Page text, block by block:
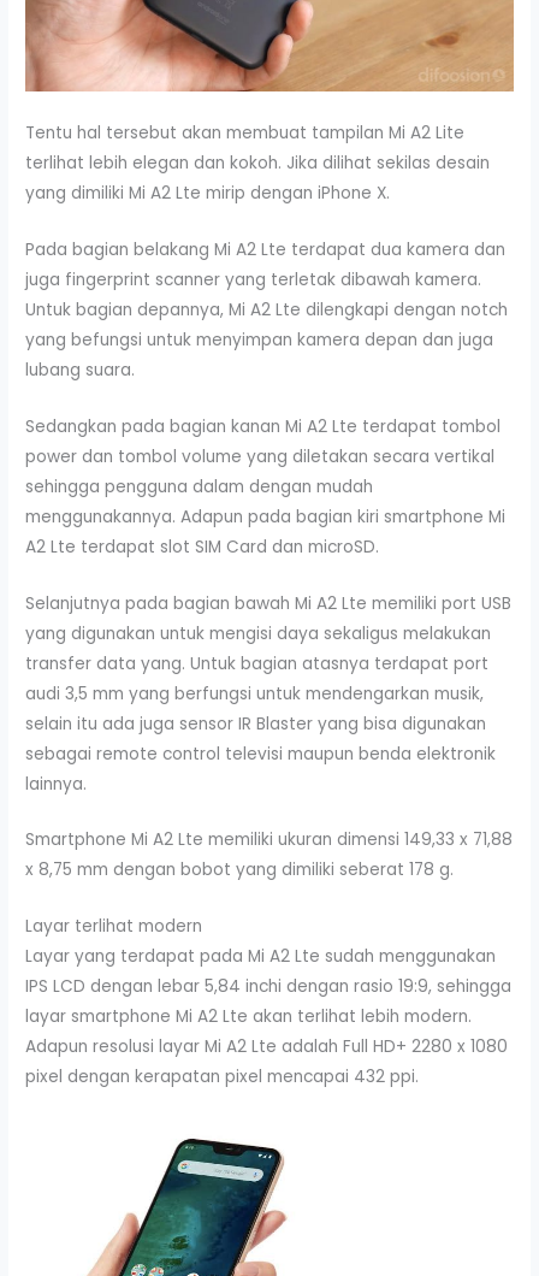
Tentu hal tersebut akan membuat tampilan Mi A2 Lite
terlihat lebih elegan dan kokoh. Jika dilihat sekilas desain
yang dimiliki Mi A2 Lte mirip dengan iPhone X.
Pada bagian belakang Mi A2 Lte terdapat dua kamera dan
juga fingerprint scanner yang terletak dibawah kamera.
Untuk bagian depannya, Mi A2 Lte dilengkapi dengan notch
yang befungsi untuk menyimpan kamera depan dan juga
lubang suara.
Sedangkan pada bagian kanan Mi A2 Lte terdapat tombol
power dan tombol volume yang diletakan secara vertikal
sehingga pengguna dalam dengan mudah
menggunakannya. Adapun pada bagian kiri smartphone Mi
A2 Lte terdapat slot SIM Card dan microSD.
Selanjutnya pada bagian bawah Mi A2 Lte memiliki port USB
yang digunakan untuk mengisi daya sekaligus melakukan
transfer data yang. Untuk bagian atasnya terdapat port
audi 3,5 mm yang berfungsi untuk mendengarkan musik,
selain itu ada juga sensor IR Blaster yang bisa digunakan
sebagai remote control televisi maupun benda elektronik
lainnya.
Smartphone Mi A2 Lte memiliki ukuran dimensi 149,33 x 71,88
x 8,75 mm dengan bobot yang dimiliki seberat 178 g.
Layar terlihat modern
Layar yang terdapat pada Mi A2 Lte sudah menggunakan
IPS LCD dengan lebar 5,84 inchi dengan rasio 19:9, sehingga
layar smartphone Mi A2 Lte akan terlihat lebih modern.
Adapun resolusi layar Mi A2 Lte adalah Full HD+ 2280 x 1080
pixel dengan kerapatan pixel mencapai 432 ppi.